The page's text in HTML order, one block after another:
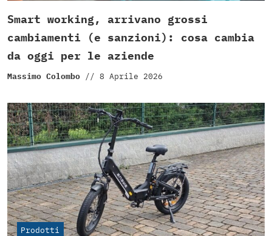
Smart working, arrivano grossi
cambiamenti (e sanzioni): cosa cambia
da oggi per le aziende
Massimo Colombo // 8 Aprile 2026
Prodotti